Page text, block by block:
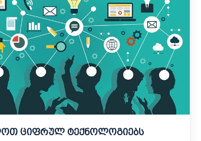
ციფრულ ტექნოლოგიებს